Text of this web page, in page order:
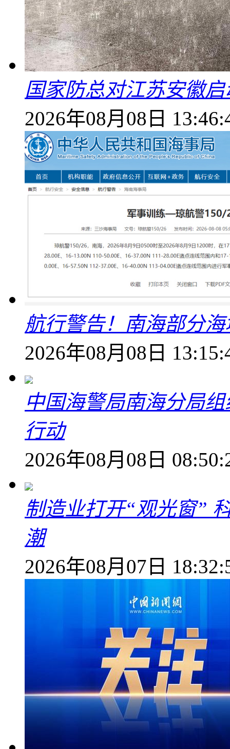
国家防总对江苏安徽
2026年08月08日
航行警告！南海部分
2026年08月08日
中国海警局南海分局
行动
2026年08月08日
制造业打开“观光窗”
潮
2026年08月07日